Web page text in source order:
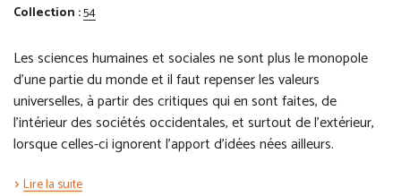
Collection :54
Les sciences humaines et sociales ne sont plus le monopole
d’une partie du monde et il faut repenser les valeurs
universelles, à partir des critiques qui en sont faites, de
l’intérieur des sociétés occidentales, et surtout de l’extérieur,
lorsque celles-ci ignorent l’apport d’idées nées ailleurs.
Lire la suite